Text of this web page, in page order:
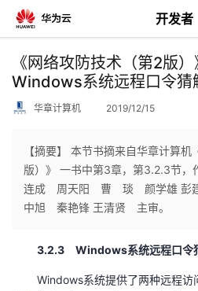
开发者
返
回
个
《网络攻防技术（第2版
Windows系统远程口令猜
华章计算机 2019/12/15
【摘要】 本节书摘来自华章计算
版）》 一书中第3章，第3.2.3节
连成 周天阳 曹 琰 颜学雄
中旭 秦艳锋 王清贤 主审。
3.2.3 Windows系统远程口令
Windows系统提供了两种远程访